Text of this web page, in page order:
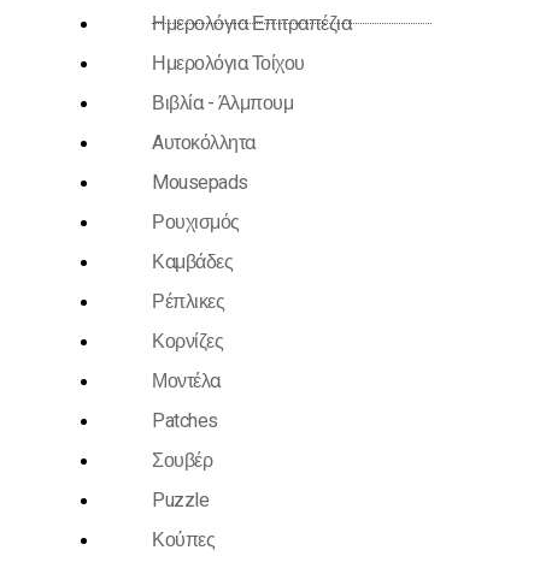
Ημερολόγια Επιτραπέζια
Ημερολόγια Τοίχου
Βιβλία - Άλμπουμ
Aυτοκόλλητα
Mousepads
Ρουχισμός
Καμβάδες
Ρέπλικες
Κορνίζες
Μοντέλα
Patches
Σουβέρ
Puzzle
Κούπες